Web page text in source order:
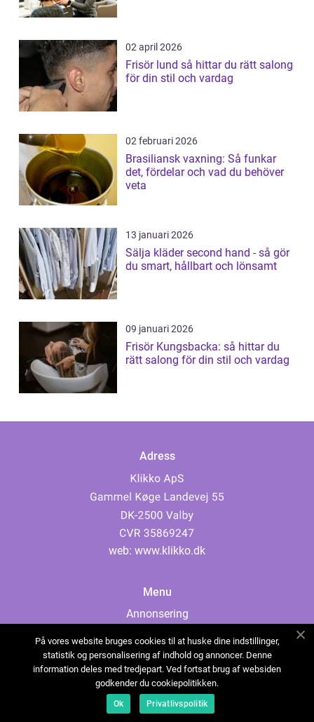
02 april 2026
Frisör lund så hittar du rätt salong
för din stil och vardag
02 februari 2026
Brasiliansk vaxning: Så funkar
det, fördelar och vad du behöver
veta
13 januari 2026
Sälja kläder second hand - så gör
du smart, hållbart och lönsamt
09 januari 2026
Frisör Kungsbacka: så hittar du
rätt salong för din stil och vardag
Adress
web: www.klikko.dk
Menu
Annonsering
Cookies
Kontakta oss
Sitemap
På vores website bruges cookies til at huske dine indstillinger,
statistik og personalisering af indhold og annoncer. Denne
information deles med tredjepart. Ved fortsat brug af websiden
godkender du cookiepolitikken.
Ok Privatlivspolitik